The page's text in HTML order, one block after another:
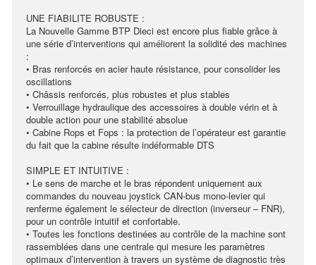
UNE FIABILITE ROBUSTE :
La Nouvelle Gamme BTP Dieci est encore plus fiable grâce à
une série d’interventions qui améliorent la solidité des machines
:
• Bras renforcés en acier haute résistance, pour consolider les
oscillations
• Châssis renforcés, plus robustes et plus stables
• Verrouillage hydraulique des accessoires à double vérin et à
double action pour une stabilité absolue
• Cabine Rops et Fops : la protection de l’opérateur est garantie
du fait que la cabine résulte indéformable DTS
SIMPLE ET INTUITIVE :
• Le sens de marche et le bras répondent uniquement aux
commandes du nouveau joystick CAN-bus mono-levier qui
renferme également le sélecteur de direction (inverseur – FNR),
pour un contrôle intuitif et confortable.
• Toutes les fonctions destinées au contrôle de la machine sont
rassemblées dans une centrale qui mesure les paramètres
optimaux d’intervention à travers un système de diagnostic très